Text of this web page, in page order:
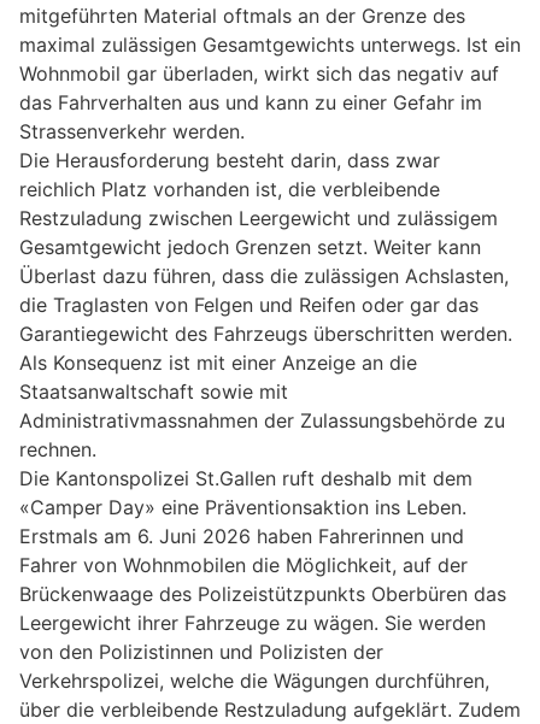
mitgeführten Material oftmals an der Grenze des
maximal zulässigen Gesamtgewichts unterwegs. Ist ein
Wohnmobil gar überladen, wirkt sich das negativ auf
das Fahrverhalten aus und kann zu einer Gefahr im
Strassenverkehr werden.
Die Herausforderung besteht darin, dass zwar
reichlich Platz vorhanden ist, die verbleibende
Restzuladung zwischen Leergewicht und zulässigem
Gesamtgewicht jedoch Grenzen setzt. Weiter kann
Überlast dazu führen, dass die zulässigen Achslasten,
die Traglasten von Felgen und Reifen oder gar das
Garantiegewicht des Fahrzeugs überschritten werden.
Als Konsequenz ist mit einer Anzeige an die
Staatsanwaltschaft sowie mit
Administrativmassnahmen der Zulassungsbehörde zu
rechnen.
Die Kantonspolizei St.Gallen ruft deshalb mit dem
«Camper Day» eine Präventionsaktion ins Leben.
Erstmals am 6. Juni 2026 haben Fahrerinnen und
Fahrer von Wohnmobilen die Möglichkeit, auf der
Brückenwaage des Polizeistützpunkts Oberbüren das
Leergewicht ihrer Fahrzeuge zu wägen. Sie werden
von den Polizistinnen und Polizisten der
Verkehrspolizei, welche die Wägungen durchführen,
über die verbleibende Restzuladung aufgeklärt. Zudem